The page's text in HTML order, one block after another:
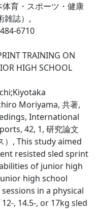
育・スポーツ・健康
雑誌）,
6710
TRAINING ON
HIGH SCHOOL
Moriyama, 共著,
International
42, 1, 研究論文
）, This study aimed
resisted sled sprint
of junior high
high school
in a physical
, 14.5-, or 17kg sled